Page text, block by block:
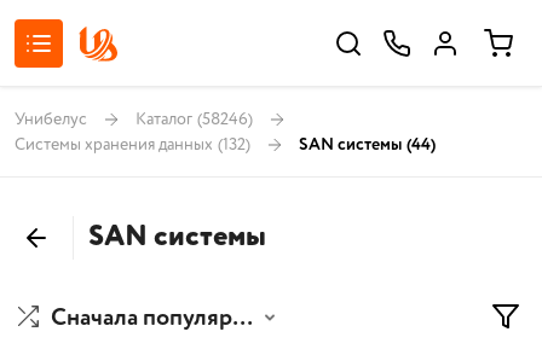
Унибелус Каталог (58246)
Системы хранения данных (132) SAN системы (44)
SAN системы
Сначала популярные